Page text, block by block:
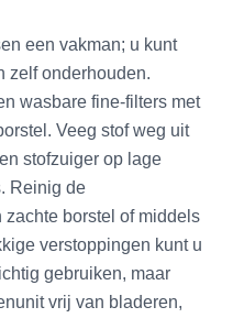
een vakman; u kunt
zelf onderhouden.
wasbare fine-filters met
Veeg stof weg uit
stofzuiger op lage
Reinig de
borstel of middels
verstoppingen kunt u
gebruiken, maar
vrij van bladeren,